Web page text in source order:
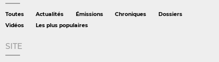
Toutes Actualités Émissions Chroniques
Dossiers
Vidéos
Les plus populaires
SITE